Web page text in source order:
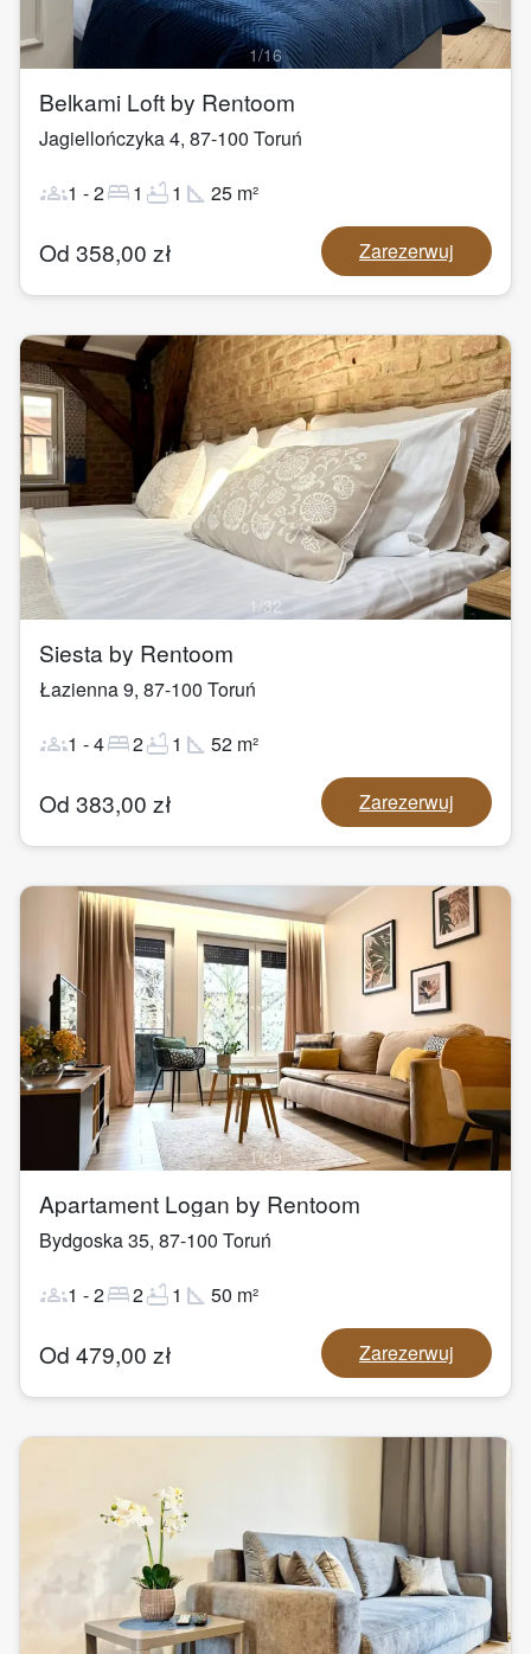
1/16
Belkami Loft by Rentoom
Jagiellończyka 4, 87-100 Toruń
groups1 -2bed1 bathtub1 square_foot 25 m²
Od 358,00 zł Zarezerwuj
1 /32
Siesta by Rentoom
Łazienna 9, 87-100 Toruń
groups1 -4bed2bathtub1 square_foot 52 m²
Od 383,00 zł Zarezerwuj
1/29
Apartament Logan by Rentoom
Bydgoska 35, 87-100 Toruń
groups1 -2bed2bathtub1 square_foot 50 m²
Od 479,00 zł Zarezerwuj